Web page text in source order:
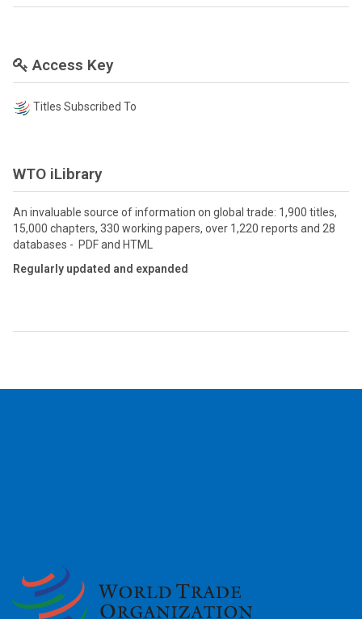
Access Key
Titles Subscribed To
WTO iLibrary
An invaluable source of information on global trade: 1,900 titles,
15,000 chapters, 330 working papers, over 1,220 reports and 28
databases - PDF and HTML
Regularly updated and expanded